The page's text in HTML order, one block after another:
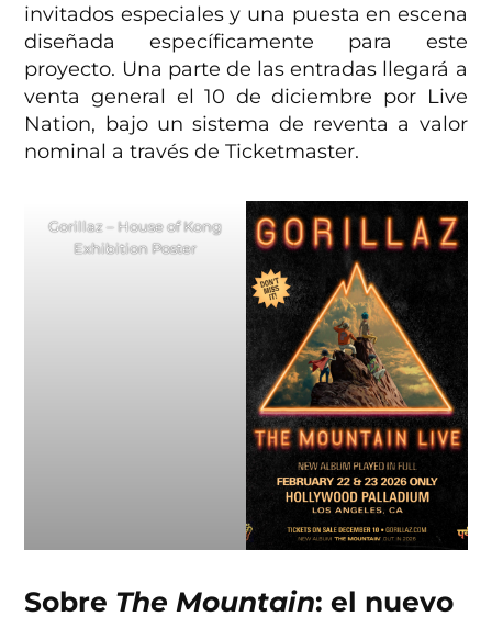
invitados especiales y una puesta en escena
diseñada específicamente para este
proyecto. Una parte de las entradas llegará a
venta general el 10 de diciembre por Live
Nation, bajo un sistema de reventa a valor
nominal a través de Ticketmaster.
Gorillaz – House of Kong
Exhibition Poster
Sobre The Mountain: el nuevo